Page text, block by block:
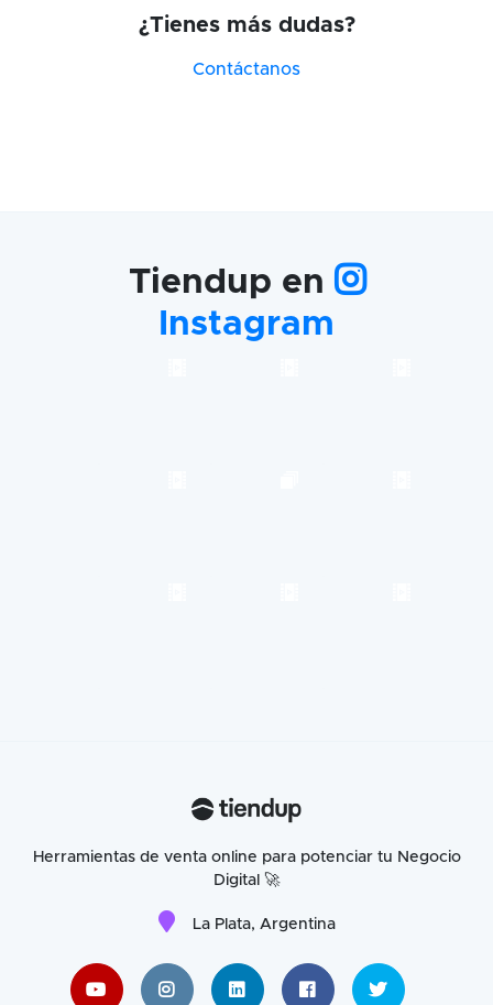
¿Tienes más dudas?
Contáctanos
Tiendup en
Instagram
Herramientas de venta online para potenciar tu Negocio
Digital 🚀
La Plata, Argentina